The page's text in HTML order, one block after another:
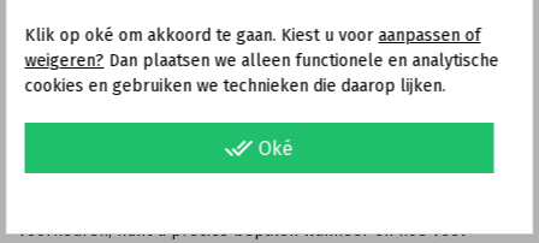
Voor andere typen thermostaatkranen en eventuele
accessoires, raadpleeg het overzicht onder 'Handige links'
Voor technische vragen met betrekking tot uw
voorkeuren, kunt u precies bepalen wanneer en hoe veel
Klik op oké om akkoord te gaan. Kiest u vooraanpassen of
weigeren? Dan plaatsen we alleen functionele en analytische
cookies en gebruiken we technieken die daarop lijken.
done_all Oké